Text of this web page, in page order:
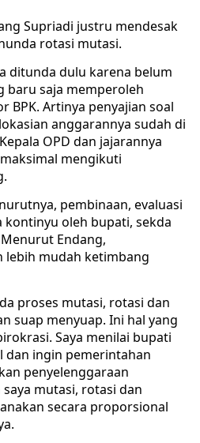
Supriadi justru mendesak
rotasi mutasi.
ditunda dulu karena belum
baru saja memperoleh
BPK. Artinya penyajian soal
anggarannya sudah di
OPD dan jajarannya
mengikuti
pembinaan, evaluasi
kontinyu oleh bupati, sekda
Endang,
lebih mudah ketimbang
proses mutasi, rotasi dan
suap menyuap. Ini hal yang
Saya menilai bupati
dan ingin pemerintahan
penyelenggaraan
mutasi, rotasi dan
secara proporsional